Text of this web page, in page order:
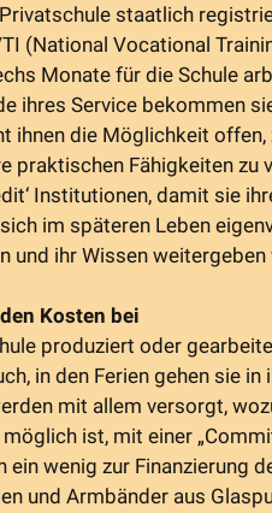
staatlich
(National Vocational
Monate für die Schule
ihres Service bekommen
ihnen die Möglichkeit
praktischen Fähigkeiten
Institutionen, damit sie
im späteren Leben
und ihr Wissen weitergeben
Kosten bei
produziert oder
in den Ferien gehen sie
mit allem versorgt,
möglich ist, mit einer
ein wenig zur Finanzierung
und Armbänder aus